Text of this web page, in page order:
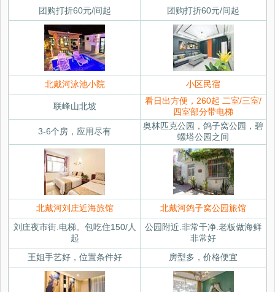
团购打折60元/间起
团购打折60元/间起
北戴河泳池小院 小区民宿
联峰山北坡
看日出方便，260起 二室/三室/
四室部分带电梯
3-6个房，应用尽有
奥林匹克公园，鸽子窝公园，碧
螺塔公园之间
北戴河刘庄近海旅馆
北戴河鸽子窝公园旅馆
刘庄夜市街.电梯。包吃住150/人
起
公园附近.非常干净.老板做海鲜
非常好
王姐手艺好，位置条件好
房型多，价格便宜